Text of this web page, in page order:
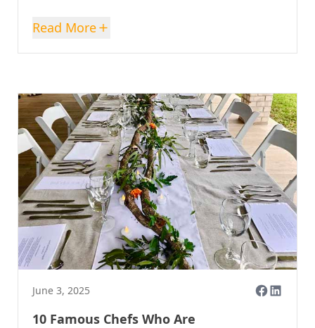
Read More
June 3, 2025
10 Famous Chefs Who Are